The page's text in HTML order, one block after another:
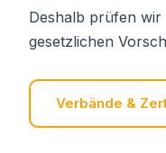
Deshalb prüfen wir
gesetzlichen
Verbände &